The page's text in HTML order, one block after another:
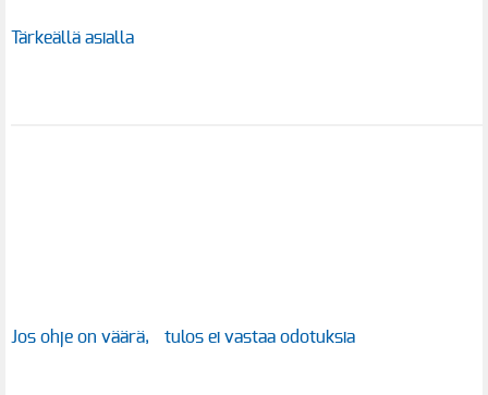
Tärkeällä asialla
Jos ohje on väärä, tulos ei vastaa odotuksia